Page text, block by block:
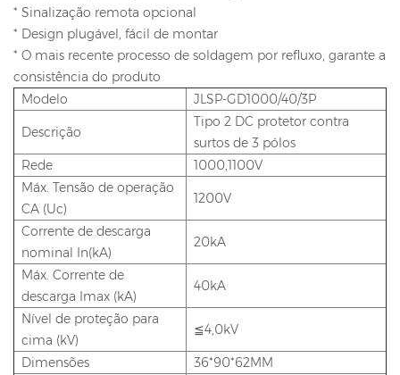
* Sinalização remota opcional
* Design plugável, fácil de montar
* O mais recente processo de soldagem por refluxo, garante a
consistência do produto
Modelo
JLSP-GD1000/40/3P
Descrição
Tipo 2 DC protetor contra
surtos de 3 pólos
Rede
1000,1100V
Máx. Tensão de operação
CA (Uc)
1200V
Corrente de descarga
nominal In(kA)
20kA
Máx. Corrente de
descarga Imax (kA)
40kA
Nível de proteção para
cima (kV)
≦4,0kV
Dimensões
36*90*62MM